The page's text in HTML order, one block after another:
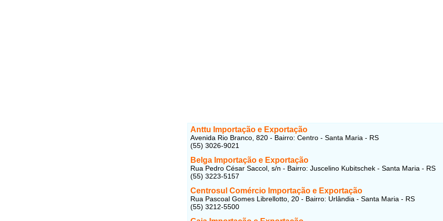
Anttu Importação e Exportação
Avenida Rio Branco, 820 - Bairro: Centro - Santa Maria - RS
(55) 3026-9021
Belga Importação e Exportação
Rua Pedro César Saccol, s/n - Bairro: Juscelino Kubitschek - Santa Maria - RS
(55) 3223-5157
Centrosul Comércio Importação e Exportação
Rua Pascoal Gomes Librellotto, 20 - Bairro: Urlândia - Santa Maria - RS
(55) 3212-5500